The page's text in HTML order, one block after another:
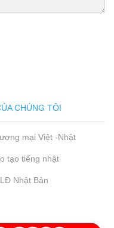
CHÚNG TÔI
mại Việt -Nhật
tạo tiếng nhật
Nhật Bản